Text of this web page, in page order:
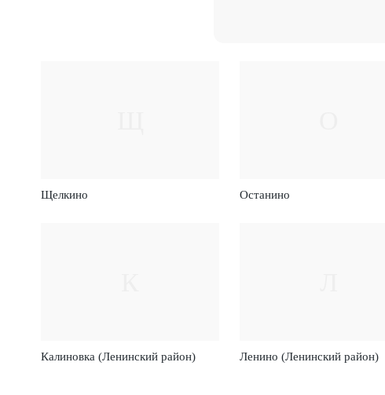
Щелкино Останино
Калиновка (Ленинский район) Ленино (Ленинский район)